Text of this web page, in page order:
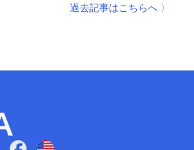
過去記事はこちらへ 〉